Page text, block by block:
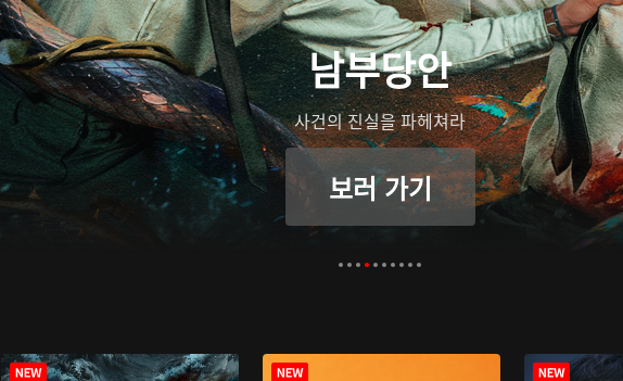
남부당안
사건의 진실을 파헤쳐라
보러 가기